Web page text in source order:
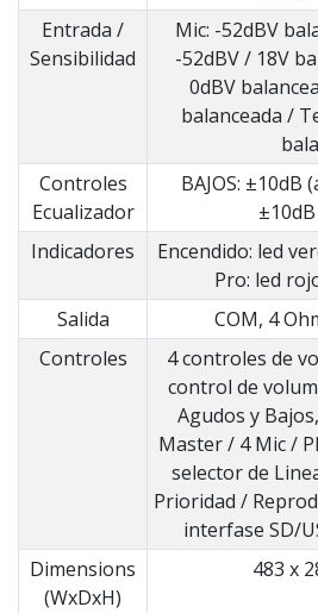
Entrada /
Sensibilidad
Mic: -52dBV
-52dBV / 18V
0dBV
balanceada /
Controles
Ecualizador
BAJOS: ±10dB
Indicadores
Encendido: led
Pro: led
Salida
COM, 4
Controles
4 controles de
control de
Agudos y
Master / 4 Mic /
selector de
Prioridad /
interfase SD/
Dimensions
(WxDxH)
483 x